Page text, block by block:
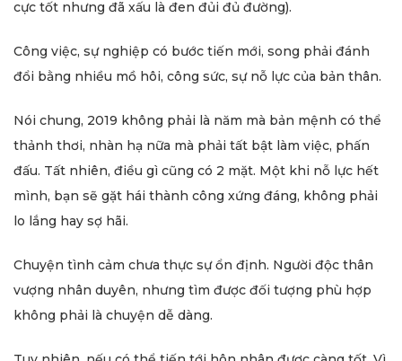
cực tốt nhưng đã xấu là đen đủi đủ đường).
Công việc, sự nghiệp có bước tiến mới, song phải đánh
đổi bằng nhiều mồ hôi, công sức, sự nỗ lực của bản thân.
Nói chung, 2019 không phải là năm mà bản mệnh có thể
thảnh thơi, nhàn hạ nữa mà phải tất bật làm việc, phấn
đấu. Tất nhiên, điều gì cũng có 2 mặt. Một khi nỗ lực hết
mình, bạn sẽ gặt hái thành công xứng đáng, không phải
lo lắng hay sợ hãi.
Chuyện tình cảm chưa thực sự ổn định. Người độc thân
vượng nhân duyên, nhưng tìm được đối tượng phù hợp
không phải là chuyện dễ dàng.